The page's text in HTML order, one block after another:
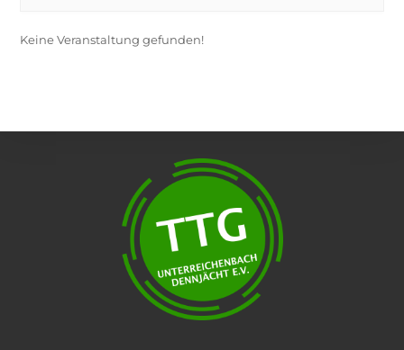
Keine Veranstaltung gefunden!